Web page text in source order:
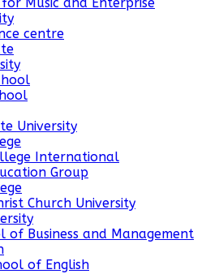
centre
University
International
Group
Church University
of Business and Management
of English